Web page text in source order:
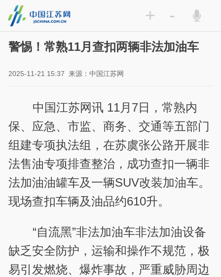
+ -
警惕！常熟11月查扣两辆非法加油车
2025-11-21 15:37 来源：中国江苏网
中国江苏网讯 11月7日，常熟内
保、应急、市监、商务、交通等五部门
组建专项执法组，在苏虞张公路开展非
法售油专项排查整治，成功查扣一辆非
法加油油罐车及一辆SUV改装加油车。
现场查扣车辆及油品约610升。
“自流黑”非法加油车非法加油设备
缺乏安全防护，运输和操作不规范，极
易引发燃烧、爆炸事故，严重威胁周边